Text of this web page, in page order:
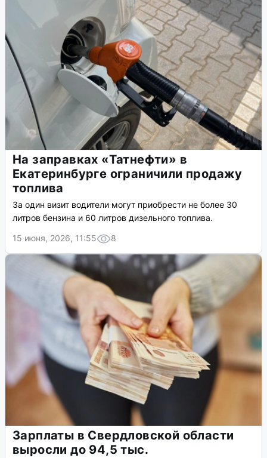
На заправках «Татнефти» в
Екатеринбурге ограничили продажу
топлива
За один визит водители могут приобрести не более 30
литров бензина и 60 литров дизельного топлива.
15 июня, 2026, 11:55
8
Зарплаты в Свердловской области
выросли до 94,5 тыс.